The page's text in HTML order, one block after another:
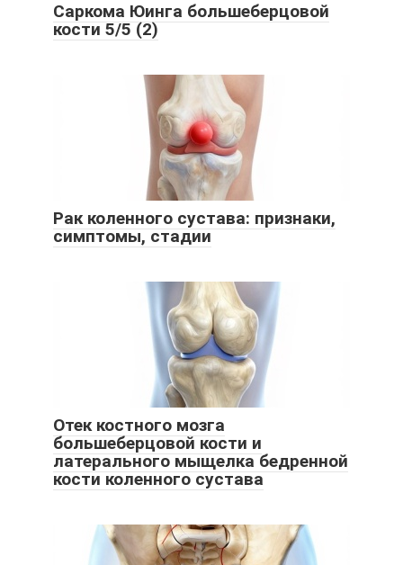
Саркома Юинга большеберцовой
кости 5/5 (2)
Рак коленного сустава: признаки,
симптомы, стадии
Отек костного мозга
большеберцовой кости и
латерального мыщелка бедренной
кости коленного сустава